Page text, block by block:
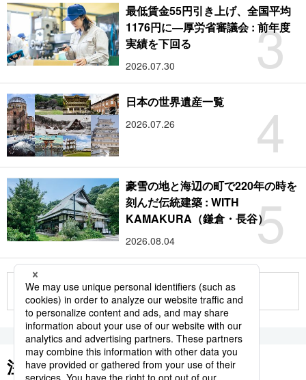
3
最低賃金55円引き上げ、全国平均
1176円に―厚労省審議会 : 前年度
実績を下回る
2026.07.30
4
日本の世界遺産一覧
2026.07.26
5
豪雪の地と海辺の町で220年の時を
刻んだ伝統建築 : WITH
KAMAKURA（鎌倉・長谷）
2026.08.04
もっと見る
注目のキーワード